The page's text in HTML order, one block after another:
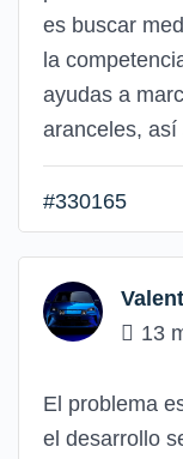
es buscar
la
ayudas a
aranceles,
#330165
13
El problema
el desarrollo